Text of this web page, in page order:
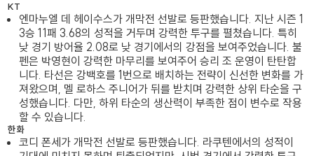
KT
엔마누엘 데 헤이수스가 개막전 선발로 등판했습니다. 지난 시즌 1
3승 11패 3.68의 성적을 거두며 강력한 투구를 펼쳤습니다. 특히
낮 경기 방어율 2.08로 낮 경기에서의 강점을 보여주었습니다. 불
펜은 박영현이 강력한 마무리를 보여주어 승리 조 운영이 탄탄합
니다. 타선은 강백호를 1번으로 배치하는 전략이 신선한 변화를 가
져왔으며, 멜 로하스 주니어가 뒤를 받치며 강력한 상위 타순을 구
성했습니다. 다만, 하위 타순의 생산력이 부족한 점이 변수로 작용
할 수 있습니다.
한화
코디 폰세가 개막전 선발로 등판했습니다. 라쿠텐에서의 성적이